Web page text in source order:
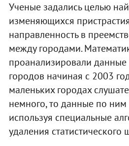
Ученые задались целью
изменяющихся
направленность в
между городами.
проанализировали
городов начиная с 2003
маленьких городах
немного, то данные по
используя специальные
удаления статистического